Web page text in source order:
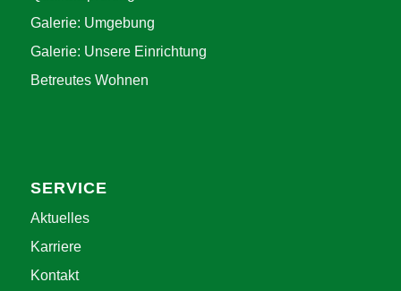
Galerie: Umgebung
Galerie: Unsere Einrichtung
Betreutes Wohnen
SERVICE
Aktuelles
Karriere
Kontakt